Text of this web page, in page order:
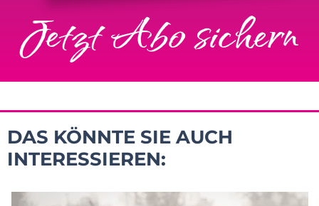
Jetzt Abo sichern
DAS KÖNNTE SIE AUCH
INTERESSIEREN: